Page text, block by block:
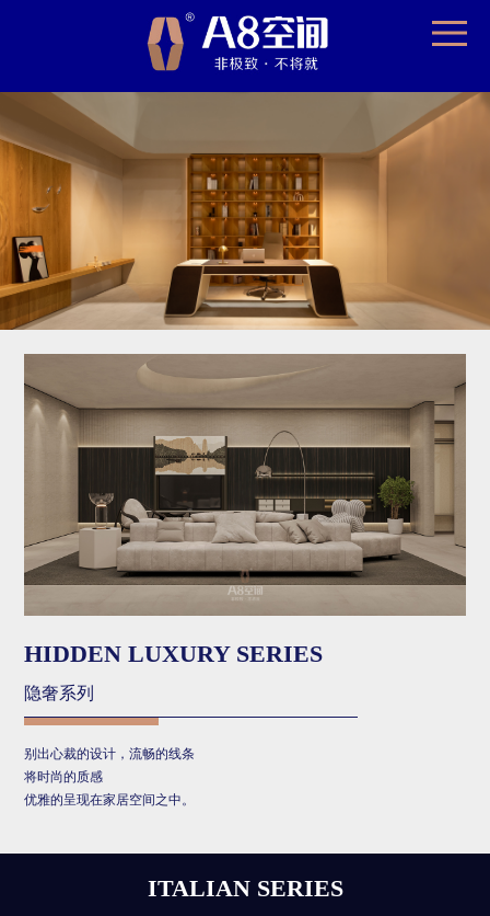
HIDDEN LUXURY SERIES
隐奢系列
别出心裁的设计，流畅的线条
将时尚的质感
优雅的呈现在家居空间之中。
ITALIAN SERIES